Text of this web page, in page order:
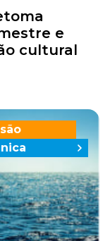
e
cultural